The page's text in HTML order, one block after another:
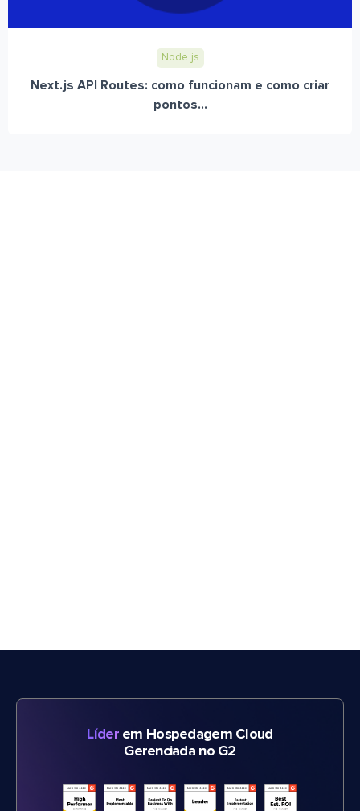
Node.js
Next.js API Routes: como funcionam e como criar
pontos...
Líderem Hospedagem Cloud
Gerenciada no G2